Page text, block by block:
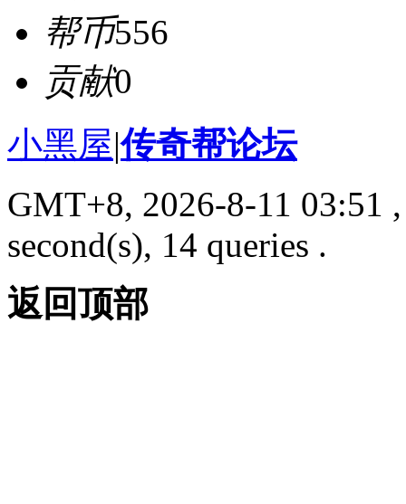
帮币556
贡献0
小黑屋|传奇帮论坛
GMT+8, 2026-8-11 03:51
second(s), 14 queries .
返回顶部